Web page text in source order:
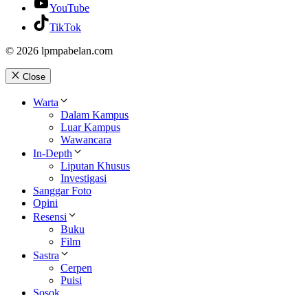
YouTube
TikTok
© 2026 lpmpabelan.com
Close
Warta
Dalam Kampus
Luar Kampus
Wawancara
In-Depth
Liputan Khusus
Investigasi
Sanggar Foto
Opini
Resensi
Buku
Film
Sastra
Cerpen
Puisi
Sosok